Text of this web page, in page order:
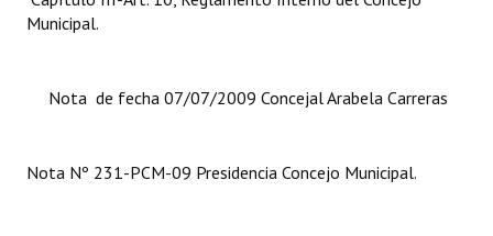
Actas de Sesión
Ejecución Presupuestaria
Municipal.
Nota de fecha 07/07/2009 Concejal Arabela Carreras
Nota Nº 231-PCM-09 Presidencia Concejo Municipal.